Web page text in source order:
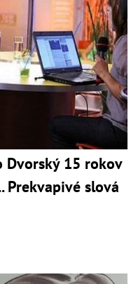
Dvorský 15 rokov
Prekvapivé slová